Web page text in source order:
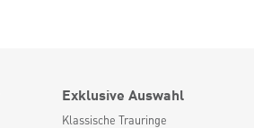
Exklusive Auswahl
Klassische Trauringe